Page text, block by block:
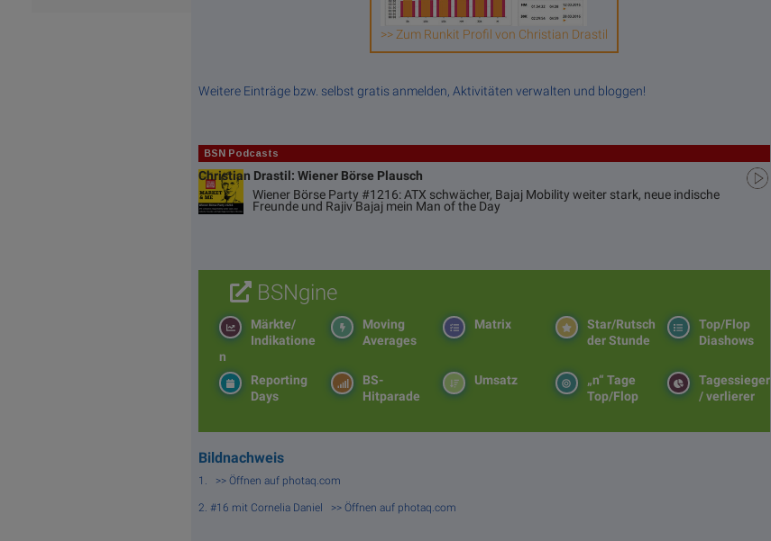
>> Zum Runkit Profil von Christian Drastil
Weitere Einträge bzw. selbst gratis anmelden, Aktivitäten verwalten und bloggen!
BSN Podcasts
Christian Drastil: Wiener Börse Plausch
Wiener Börse Party #1216: ATX schwächer, Bajaj Mobility weiter stark, neue indische
Freunde und Rajiv Bajaj mein Man of the Day
BSNgine
Top/Flop
Diashows
Star/Rutsch
der Stunde
Matrix
Moving
Averages
Märkte/
Indikatione
n
Tagessieger
/ verlierer
„n“ Tage
Top/Flop
Umsatz
BS-
Hitparade
Reporting
Days
Bildnachweis
1. >> Öffnen auf photaq.com
2. #16 mit Cornelia Daniel >> Öffnen auf photaq.com